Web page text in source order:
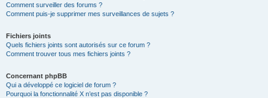
Comment surveiller des forums ?
Comment puis-je supprimer mes surveillances de sujets ?
Fichiers joints
Quels fichiers joints sont autorisés sur ce forum ?
Comment trouver tous mes fichiers joints ?
Concernant phpBB
Qui a développé ce logiciel de forum ?
Pourquoi la fonctionnalité X n’est pas disponible ?